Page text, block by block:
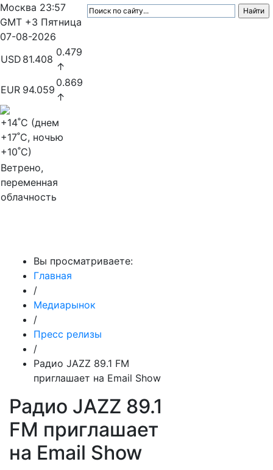
Москва 23:57
GMT +3 Пятница
07-08-2026
USD 81.408
0.479
↑
EUR 94.059
0.869
↑
+14˚C (днем
+17˚C, ночью
+10˚C)
Ветрено,
переменная
облачность
Вы просматриваете:
Главная
/
Медиарынок
/
Пресс релизы
/
Радио JAZZ 89.1 FM
приглашает на Email Show
Радио JAZZ 89.1
FM приглашает
на Email Show